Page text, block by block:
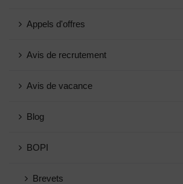
Appels d'offres
Avis de recrutement
Avis de vacance
Blog
BOPI
Brevets